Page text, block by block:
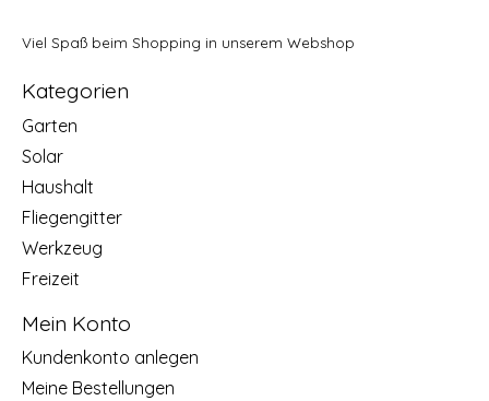
Viel Spaß beim Shopping in unserem Webshop
Kategorien
Garten
Solar
Haushalt
Fliegengitter
Werkzeug
Freizeit
Mein Konto
Kundenkonto anlegen
Meine Bestellungen